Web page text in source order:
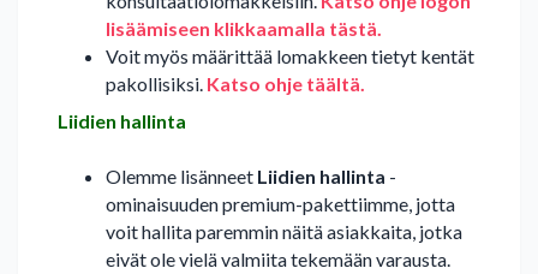
lisäämiseen klikkaamalla tästä.
Voit myös määrittää lomakkeen tietyt kentät
pakollisiksi. Katso ohje täältä.
Liidien hallinta
Olemme lisänneet Liidien hallinta -
ominaisuuden premium-pakettiimme, jotta
voit hallita paremmin näitä asiakkaita, jotka
eivät ole vielä valmiita tekemään varausta.